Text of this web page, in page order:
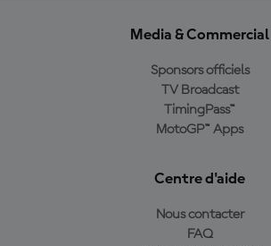
Media & Commercial
Sponsors officiels
TV Broadcast
TimingPass™
MotoGP™ Apps
Centre d'aide
Nous contacter
FAQ